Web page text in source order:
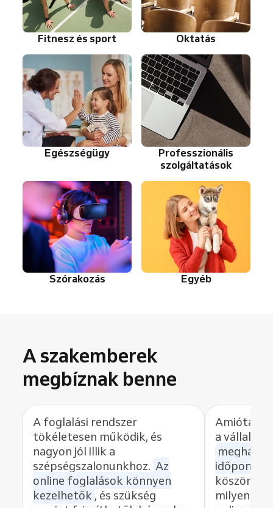
Fitnesz és sport Oktatás
Egészségügy
Professzionális
szolgáltatások
Szórakozás Egyéb
A szakemberek
megbíznak benne
A foglalási rendszer
tökéletesen működik, és
nagyon jól illik a
szépségszalonunkhoz. Az
online foglalások könnyen
kezelhetők , és szükség
Amióta a
a
időpontok
milyen